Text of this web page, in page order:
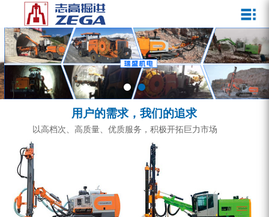
企业文化
发展历程
资质荣誉
宣传视频
公司新闻
行业动态
ZEGA一体式潜孔钻机
ZEGA地下掘进台车
ZEGA小型一体式露天钻机
ZEGA全液压顶锤钻机
锚固钻机系列
服务介绍
服务中心
营销网络
用户的需求，我们的追求
以高档次、高质量、优质服务，积极开拓巨力市场